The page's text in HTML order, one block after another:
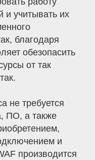
и учитывать их
благодаря
обезопасить
от так
не требуется
ПО, а также
и
производится